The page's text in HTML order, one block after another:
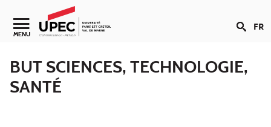
Aller au contenu
Navigation secondaire
MENU FR
BUT SCIENCES, TECHNOLOGIE,
SANTÉ